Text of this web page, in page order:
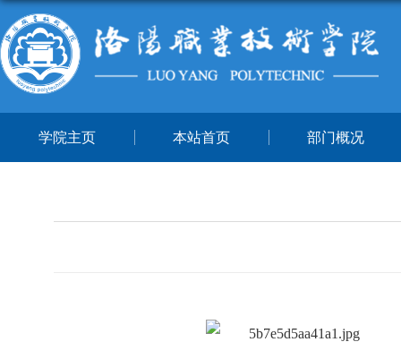
学院主页 本站首页 部门概况